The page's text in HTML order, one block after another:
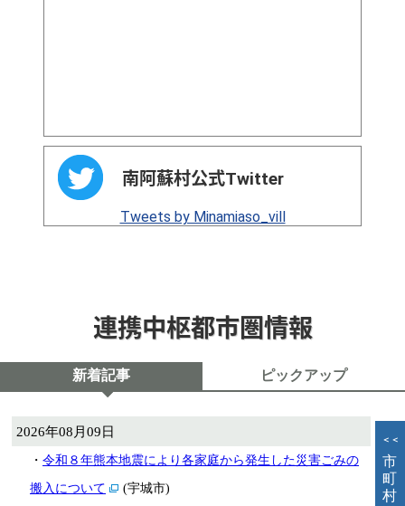
南阿蘇村公式Twitter
Tweets by Minamiaso_vill
連携中枢都市圏情報